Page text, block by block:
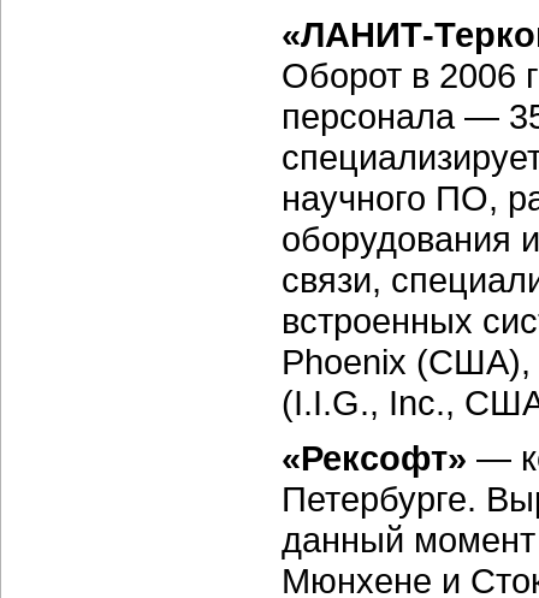
«ЛАНИТ-
Оборот в 2006
персонала —
научного ПО,
оборудования
связи,
встроенных
Phoenix (США),
(I.I.G., Inc.,
«Рексофт» —
Петербурге.
данный момент
Мюнхене и